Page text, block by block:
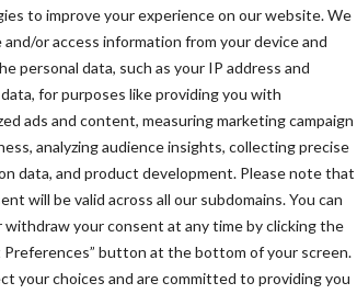
to improve your experience on our website. We
and/or access information from your device and
personal data, such as your IP address and
for purposes like providing you with
ads and content, measuring marketing campaign
analyzing audience insights, collecting precise
data, and product development. Please note that
will be valid across all our subdomains. You can
withdraw your consent at any time by clicking the
Preferences” button at the bottom of your screen.
your choices and are committed to providing you
rechtlijnige ontwerp, dat zorgt voor
draaimelkstal worden alle
van het reinigen van de tepel en